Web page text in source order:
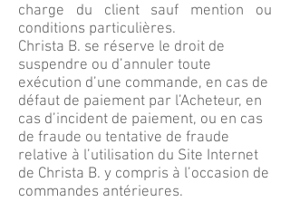
charge du client sauf mention ou
conditions particulières.
Christa B. se réserve le droit de
suspendre ou d’annuler toute
exécution d’une commande, en cas de
défaut de paiement par l’Acheteur, en
cas d’incident de paiement, ou en cas
de fraude ou tentative de fraude
relative à l’utilisation du Site Internet
de Christa B. y compris à l’occasion de
commandes antérieures.